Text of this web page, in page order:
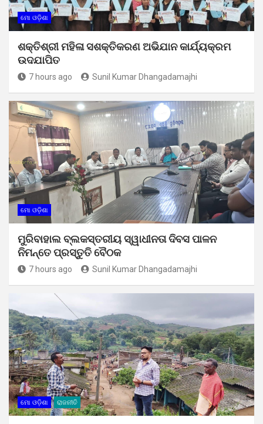
ମୋ ଓଡ଼ିଶା
ଶକ୍ତିଶ୍ରୀ ମହିଳା ସଶକ୍ତିକରଣ ଅଭିଯାନ କାର୍ଯ୍ୟକ୍ରମ
ଉଦଯାପିତ
7 hours ago Sunil Kumar Dhangadamajhi
ମୋ ଓଡ଼ିଶା
ମୁରିବାହାଲ ବ୍ଲକସ୍ତରୀୟ ସ୍ୱାଧୀନତା ଦିବସ ପାଳନ
ନିମନ୍ତେ ପ୍ରସ୍ତୁତି ବୈଠକ
7 hours ago Sunil Kumar Dhangadamajhi
ମୋ ଓଡ଼ିଶା ରାଜନୀତି